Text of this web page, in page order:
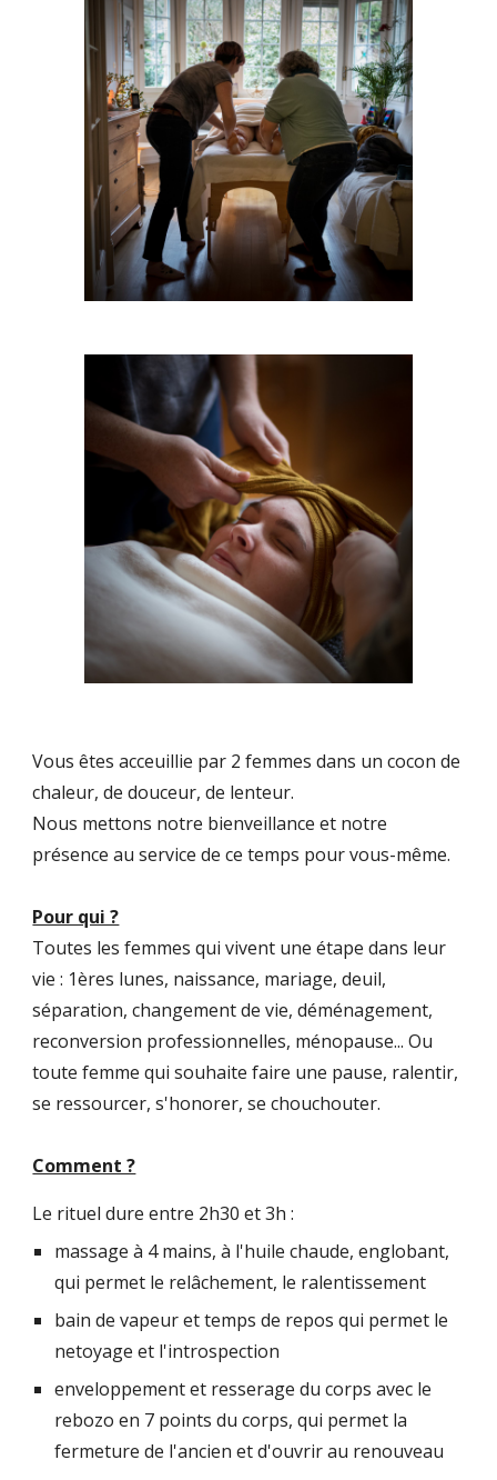
Vous êtes acceuillie par 2 femmes dans un cocon de
chaleur, de douceur, de lenteur.
Nous mettons notre bienveillance et notre
présence au service de ce temps pour vous-même.
Pour qui ?
Toutes les femmes qui vivent une étape dans leur
vie : 1ères lunes, naissance, mariage, deuil,
séparation, changement de vie, déménagement,
reconversion professionnelles, ménopause... Ou
toute femme qui souhaite faire une pause, ralentir,
se ressourcer, s'honorer, se chouchouter.
Comment ?
Le rituel dure entre 2h30 et 3h :
massage à 4 mains, à l'huile chaude, englobant,
qui permet le relâchement, le ralentissement
bain de vapeur et temps de repos qui permet le
netoyage et l'introspection
enveloppement et resserage du corps avec le
rebozo en 7 points du corps, qui permet la
fermeture de l'ancien et d'ouvrir au renouveau